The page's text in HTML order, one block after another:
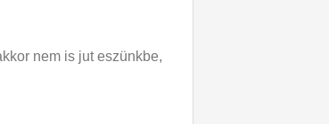
nem is jut eszünkbe,